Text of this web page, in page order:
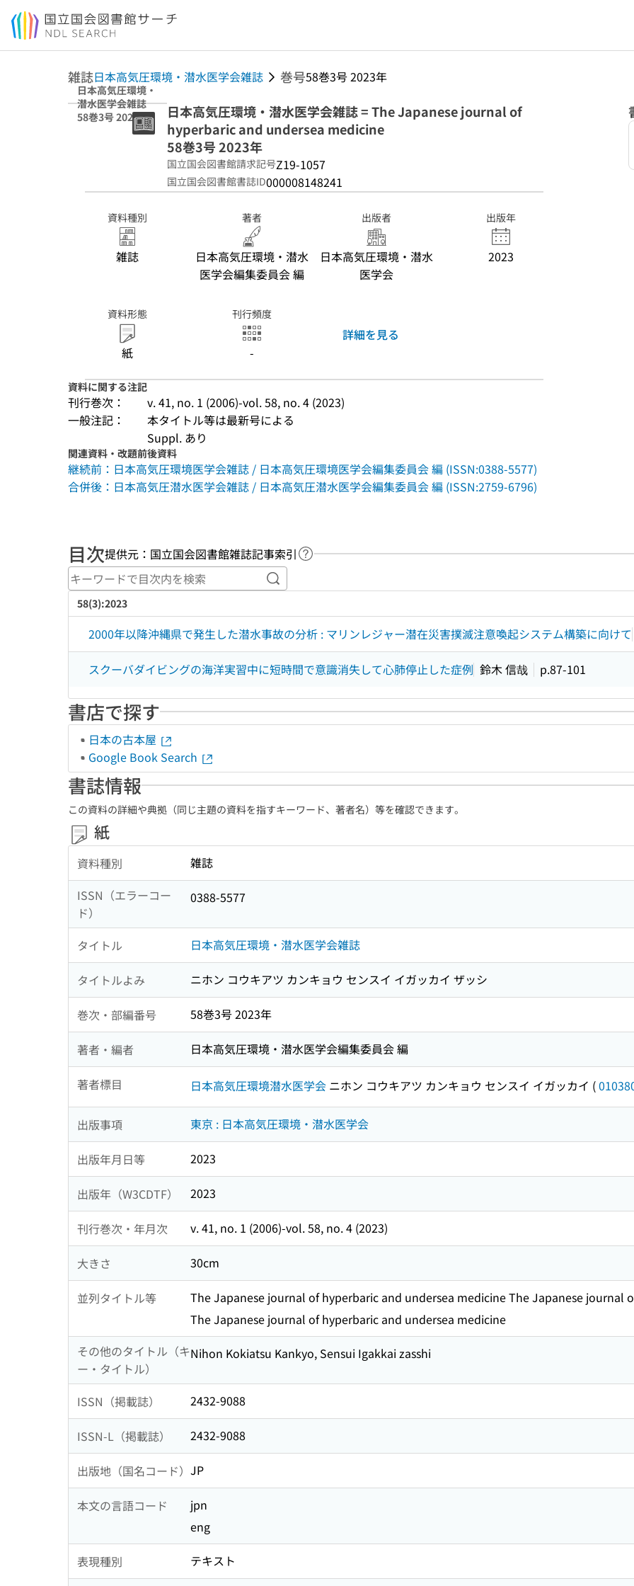
本文へ移動
雑誌日本高気圧環境・潜水医学会雑誌 巻号58巻3号 2023年
日本高気圧環境・
潜水医学会雑誌
58巻3号 2023年
日本高気圧環境・潜水医学会雑誌 = The Japanese journal of
hyperbaric and undersea medicine
58巻3号 2023年
国立国会図書館請求記号Z19-1057
国立国会図書館書誌ID000008148241
資料種別
雑誌
著者
日本高気圧環境・潜水
医学会編集委員会 編
出版者
日本高気圧環境・潜水
医学会
出版年
2023
資料形態
紙
刊行頻度
-
詳細を見る
資料に関する注記
刊行巻次：
v. 41, no. 1 (2006)-vol. 58, no. 4 (2023)
一般注記：
本タイトル等は最新号による
Suppl. あり
関連資料・改題前後資料
継続前：日本高気圧環境医学会雑誌 / 日本高気圧環境医学会編集委員会 編 (ISSN:0388-5577)
合併後：日本高気圧潜水医学会雑誌 / 日本高気圧潜水医学会編集委員会 編 (ISSN:2759-6796)
目次提供元：国立国会図書館雑誌記事索引 ヘルプページへのリンク
キーワードで目次内を検索
58(3):2023
2000年以降沖縄県で発生した潜水事故の分析 : マリンレジャー潜在災害撲滅注意喚起システム構築に向けて
スクーバダイビングの海洋実習中に短時間で意識消失して心肺停止した症例 鈴木 信哉 p.87-101
書店で探す
日本の古本屋
Google Book Search
書誌情報
この資料の詳細や典拠（同じ主題の資料を指すキーワード、著者名）等を確認できます。
紙
資料種別
雑誌
ISSN（エラーコー
ド）
0388-5577
タイトル 日本高気圧環境・潜水医学会雑誌
タイトルよみ ニホン コウキアツ カンキョウ センスイ イガッカイ ザッシ
巻次・部編番号 58巻3号 2023年
著者・編者 日本高気圧環境・潜水医学会編集委員会 編
著者標目 日本高気圧環境潜水医学会 ニホン コウキアツ カンキョウ センスイ イガッカイ (
出版事項 東京 : 日本高気圧環境・潜水医学会
出版年月日等 2023
出版年（W3CDTF） 2023
刊行巻次・年月次 v. 41, no. 1 (2006)-vol. 58, no. 4 (2023)
大きさ 30cm
並列タイトル等
The Japanese journal of hyperbaric and undersea medicine The Japanese journal
The Japanese journal of hyperbaric and undersea medicine
その他のタイトル（キ
ー・タイトル）
Nihon Kokiatsu Kankyo, Sensui Igakkai zasshi
ISSN（掲載誌） 2432-9088
ISSN-L（掲載誌） 2432-9088
出版地（国名コード） JP
本文の言語コード
jpn
eng
表現種別 テキスト